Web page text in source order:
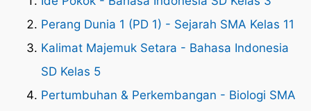
Perang Dunia 1 (PD 1) - Sejarah SMA Kelas 11
Kalimat Majemuk Setara - Bahasa Indonesia
SD Kelas 5
Pertumbuhan & Perkembangan - Biologi SMA